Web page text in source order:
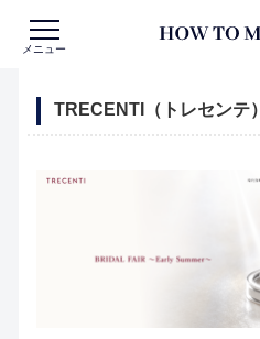
メニュー
TRECENTI（トレセンテ）